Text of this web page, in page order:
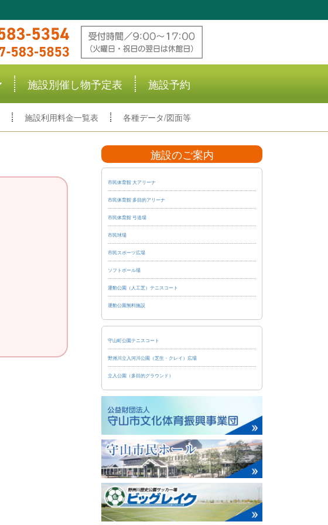
施設別催し物予定表 施設予約
施設利用料金一覧表 各種データ/図面等
施設のご案内
市民体育館 大アリーナ
市民体育館 多目的アリーナ
市民体育館 弓道場
市民球場
市民スポーツ広場
ソフトボール場
運動公園（人工芝）テニスコート
運動公園無料施設
守山町公園テニスコート
野洲川立入河川公園（芝生・クレイ）広場
立入公園（多目的グラウンド）